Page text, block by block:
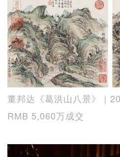
董邦达《葛洪山八景》｜
RMB 5,060万成交